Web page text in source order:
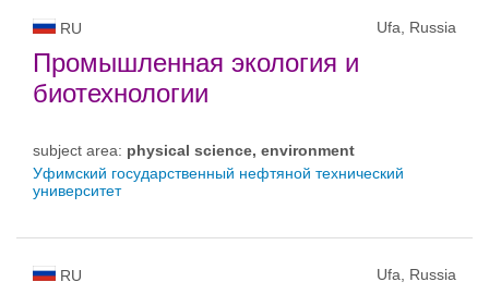
RU Ufa, Russia
Промышленная экология и
биотехнологии
subject area: physical science, environment
Уфимский государственный нефтяной технический
университет
RU Ufa, Russia